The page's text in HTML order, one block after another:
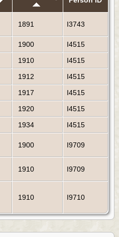
1891 I3743
1900
I4515
1910
I4515
1912
I4515
1917
I4515
1920
I4515
1934 I4515
1900 I9709
1910 I9709
1910 I9710